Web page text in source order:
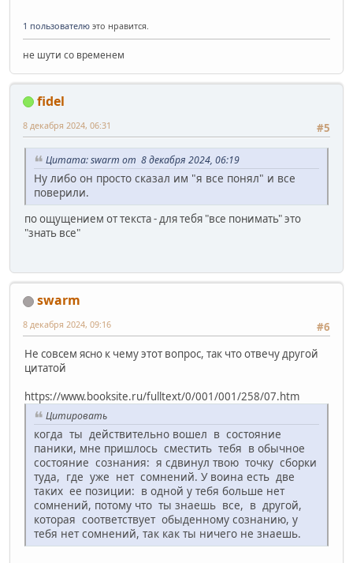
1 пользователю это нравится.
не шути со временем
fidel
#5
8 декабря 2024, 06:31
Цитата: swarm от 8 декабря 2024, 06:19
Ну либо он просто сказал им "я все понял" и все
поверили.
по ощущением от текста - для тебя "все понимать" это
"знать все"
swarm
#6
8 декабря 2024, 09:16
Не совсем ясно к чему этот вопрос, так что отвечу другой
цитатой
https://www.booksite.ru/fulltext/0/001/001/258/07.htm
Цитировать
когда ты действительно вошел в состояние
паники, мне пришлось сместить тебя в обычное
состояние сознания: я сдвинул твою точку сборки
туда, где уже нет сомнений. У воина есть две
таких ее позиции: в одной у тебя больше нет
сомнений, потому что ты знаешь все, в другой,
которая соответствует обыденному сознанию, у
тебя нет сомнений, так как ты ничего не знаешь.